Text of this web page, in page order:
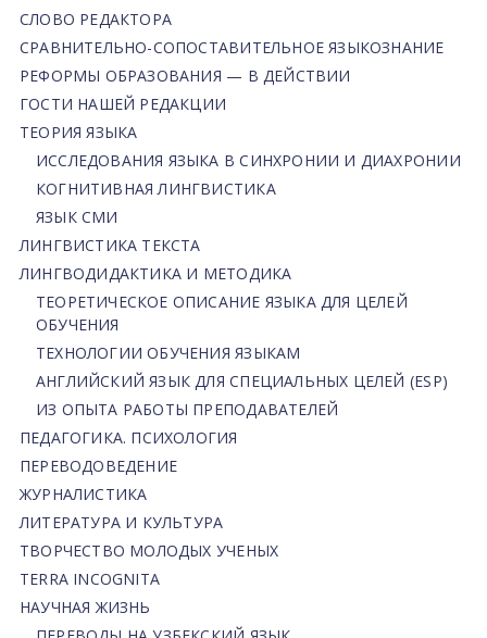
СЛОВО РЕДАКТОРА
СРАВНИТЕЛЬНО-СОПОСТАВИТЕЛЬНОЕ ЯЗЫКОЗНАНИЕ
РЕФОРМЫ ОБРАЗОВАНИЯ — В ДЕЙСТВИИ
ГОСТИ НАШЕЙ РЕДАКЦИИ
ТЕОРИЯ ЯЗЫКА
ИССЛЕДОВАНИЯ ЯЗЫКА В СИНХРОНИИ И ДИАХРОНИИ
КОГНИТИВНАЯ ЛИНГВИСТИКА
ЯЗЫК СМИ
ЛИНГВИСТИКА ТЕКСТА
ЛИНГВОДИДАКТИКА И МЕТОДИКА
ТЕОРЕТИЧЕСКОЕ ОПИСАНИЕ ЯЗЫКА ДЛЯ ЦЕЛЕЙ
ОБУЧЕНИЯ
ТЕХНОЛОГИИ ОБУЧЕНИЯ ЯЗЫКАМ
АНГЛИЙСКИЙ ЯЗЫК ДЛЯ СПЕЦИАЛЬНЫХ ЦЕЛЕЙ (ESP)
ИЗ ОПЫТА РАБОТЫ ПРЕПОДАВАТЕЛЕЙ
ПЕДАГОГИКА. ПСИХОЛОГИЯ
ПЕРЕВОДОВЕДЕНИЕ
ЖУРНАЛИСТИКА
ЛИТЕРАТУРА И КУЛЬТУРА
ТВОРЧЕСТВО МОЛОДЫХ УЧЕНЫХ
TERRA INCOGNITA
НАУЧНАЯ ЖИЗНЬ